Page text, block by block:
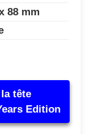
88 mm
tête
Edition